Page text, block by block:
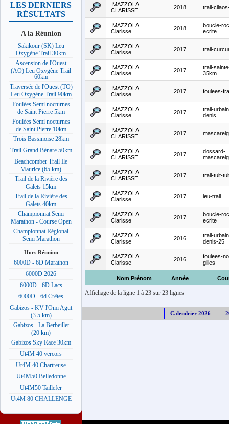
LES DERNIERS
RÉSULTATS
A la Réunion
Sakikour (SK) Leu
Oxygène Trail 30km
Ascension de l'Ouest
(AO) Leu Oxygène Trail
60km
Traversée de l'Ouest (TO)
Leu Oxygène Trail 90km
Foulées Semi nocturnes
de Saint Pierre 5km
Foulées Semi nocturnes
de Saint Pierre 10km
Trois Bassinoise 28km
Trail Grand Bénare 50km
Beachcomber Trail Ile
Maurice (65 km)
Trail de la Rivière des
Galets 15km
Trail de la Rivière des
Galets 40km
Championnat Semi
Marathon - Course Open
Championnat Régional
Semi Marathon
Hors Réunion
6000D - 6D Marathon
6000D 2026
6000D - 6D Lacs
6000D - 6d Crêtes
Gabizos - KV l'Omi Agut
(3.5 km)
Gabizos - La Berbeillet
(20 km)
Gabizos Sky Race 30km
Ut4M 40 vercors
Ut4M 40 Chartreuse
Ut4M50 Belledonne
Ut4M50 Taillefer
Ut4M 80 CHALLENGE
Nom Prénom Année
MAZZOLA
CLARISSE
2018 trail-
MAZZOLA
Clarisse
2018
boucle-
ecrite
MAZZOLA
Clarisse
2017 trail-
MAZZOLA
Clarisse
2017
trail-
35km
MAZZOLA
Clarisse
2017 foulees-
MAZZOLA
Clarisse
2017
trail-
denis
MAZZOLA
CLARISSE
2017
MAZZOLA
CLARISSE
2017
dossard-
MAZZOLA
CLARISSE
2017 trail-tuit-
MAZZOLA
Clarisse
2017 leu-trail
MAZZOLA
Clarisse
2017
boucle-
ecrite
MAZZOLA
Clarisse
2016
trail-
denis-25
MAZZOLA
Clarisse
2016
foulees-
gilles
Affichage de la ligne 1 à 23 sur 23 lignes
Calendrier 2026